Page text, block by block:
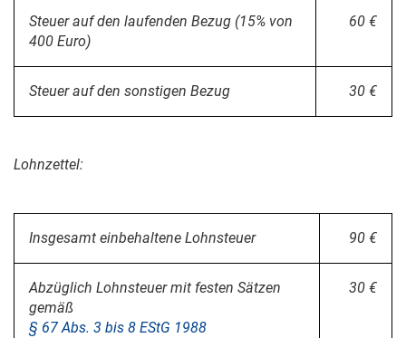
Steuer auf den laufenden Bezug (15% von
400 Euro)
60 €
Steuer auf den sonstigen Bezug 30 €
Lohnzettel:
Insgesamt einbehaltene Lohnsteuer 90 €
Abzüglich Lohnsteuer mit festen Sätzen
gemäß
§ 67 Abs. 3 bis 8 EStG 1988
30 €